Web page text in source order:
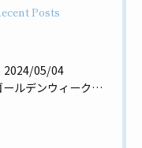
Posts
2024/05/04
ゴールデンウィーク前の工事完了✨板張りフェンス、門扉、門柱工事💪🏿